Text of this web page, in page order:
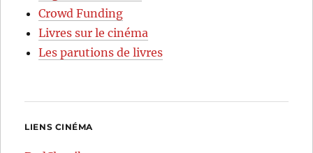
Crowd Funding
Livres sur le cinéma
Les parutions de livres
LIENS CINÉMA